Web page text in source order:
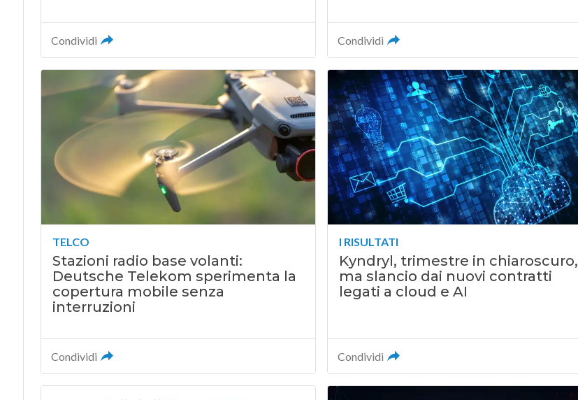
Condividi Condividi
TELCO
Stazioni radio base volanti:
Deutsche Telekom sperimenta la
copertura mobile senza
interruzioni
Condividi
I RISULTATI
Kyndryl, trimestre in chiaroscuro,
ma slancio dai nuovi contratti
legati a cloud e AI
Condividi